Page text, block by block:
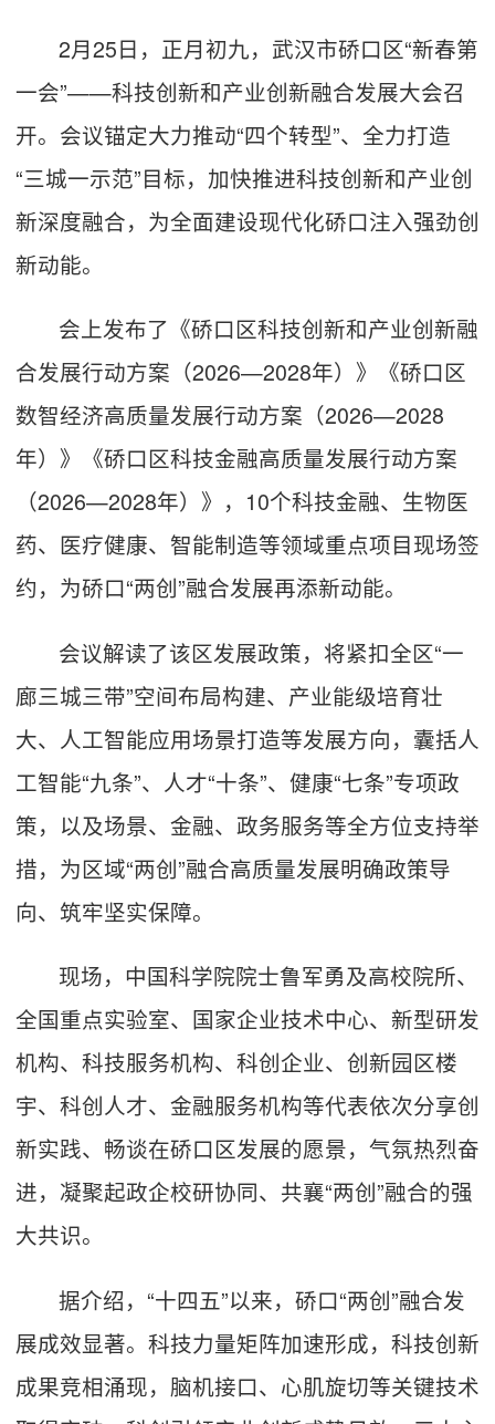
2月25日，正月初九，武汉市硚口区“新春第
一会”——科技创新和产业创新融合发展大会召
开。会议锚定大力推动“四个转型”、全力打造
“三城一示范”目标，加快推进科技创新和产业创
新深度融合，为全面建设现代化硚口注入强劲创
新动能。
会上发布了《硚口区科技创新和产业创新融
合发展行动方案（2026—2028年）》《硚口区
数智经济高质量发展行动方案（2026—2028
年）》《硚口区科技金融高质量发展行动方案
（2026—2028年）》，10个科技金融、生物医
药、医疗健康、智能制造等领域重点项目现场签
约，为硚口“两创”融合发展再添新动能。
会议解读了该区发展政策，将紧扣全区“一
廊三城三带”空间布局构建、产业能级培育壮
大、人工智能应用场景打造等发展方向，囊括人
工智能“九条”、人才“十条”、健康“七条”专项政
策，以及场景、金融、政务服务等全方位支持举
措，为区域“两创”融合高质量发展明确政策导
向、筑牢坚实保障。
现场，中国科学院院士鲁军勇及高校院所、
全国重点实验室、国家企业技术中心、新型研发
机构、科技服务机构、科创企业、创新园区楼
宇、科创人才、金融服务机构等代表依次分享创
新实践、畅谈在硚口区发展的愿景，气氛热烈奋
进，凝聚起政企校研协同、共襄“两创”融合的强
大共识。
据介绍，“十四五”以来，硚口“两创”融合发
展成效显著。科技力量矩阵加速形成，科技创新
成果竞相涌现，脑机接口、心肌旋切等关键技术